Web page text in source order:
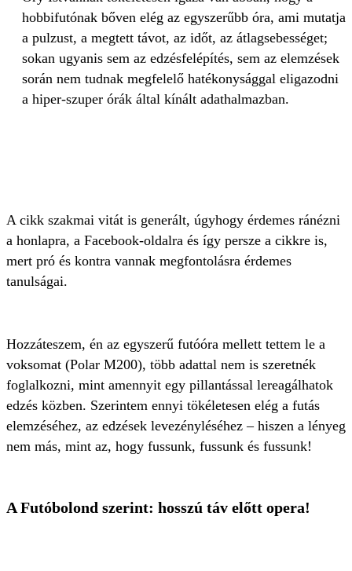
hobbifutónak bőven elég az egyszerűbb óra, ami mutatja
a pulzust, a megtett távot, az időt, az átlagsebességet;
sokan ugyanis sem az edzésfelépítés, sem az elemzések
során nem tudnak megfelelő hatékonysággal eligazodni
a hiper-szuper órák által kínált adathalmazban.
A cikk szakmai vitát is generált, úgyhogy érdemes ránézni
a honlapra, a Facebook-oldalra és így persze a cikkre is,
mert pró és kontra vannak megfontolásra érdemes
tanulságai.
Hozzáteszem, én az egyszerű futóóra mellett tettem le a
voksomat (Polar M200), több adattal nem is szeretnék
foglalkozni, mint amennyit egy pillantással lereagálhatok
edzés közben. Szerintem ennyi tökéletesen elég a futás
elemzéséhez, az edzések levezényléséhez – hiszen a lényeg
nem más, mint az, hogy fussunk, fussunk és fussunk!
A Futóbolond szerint: hosszú táv előtt opera!